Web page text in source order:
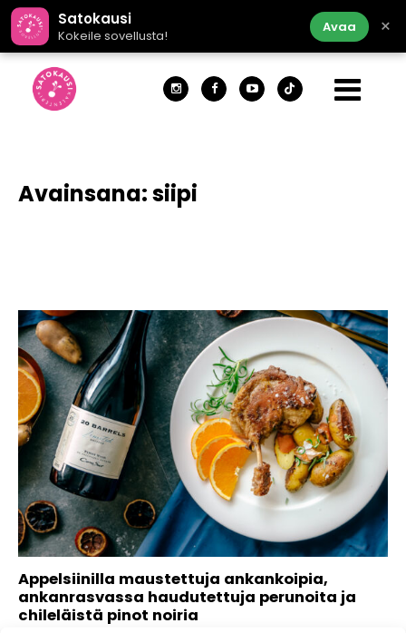
Satokausi
Kokeile sovellusta!
Avaa ×
Avainsana:siipi
Appelsiinilla maustettuja ankankoipia,
ankanrasvassa haudutettuja perunoita ja
chileläistä pinot noiria